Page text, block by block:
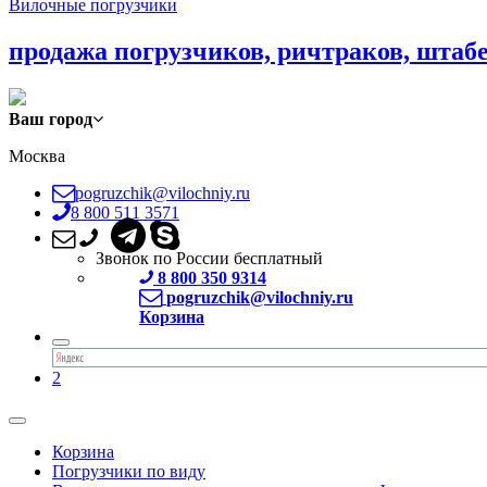
Вилочные погрузчики
продажа погрузчиков, ричтраков,
Ваш город
Москва
pogruzchik@vilochniy.ru
8 800 511 3571
Звонок по России бесплатный
8 800 350 9314
pogruzchik@vilochniy.ru
Корзина
2
Корзина
Погрузчики по виду